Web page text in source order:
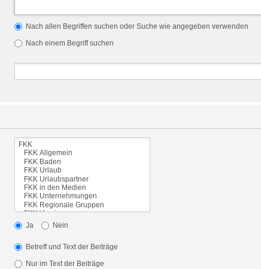
Nach allen Begriffen suchen oder Suche wie angegeben verwenden
Nach einem Begriff suchen
Ja Nein
Betreff und Text der Beiträge
Nur im Text der Beiträge